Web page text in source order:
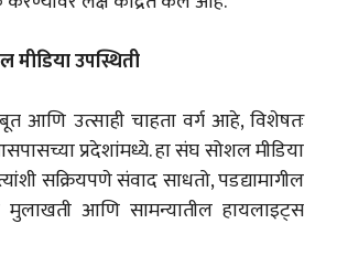
उपस्थिती
आणि उत्साही चाहता वर्ग आहे, विशेषतः
प्रदेशांमध्ये. हा संघ सोशल मीडिया
सक्रियपणे संवाद साधतो, पडद्यामागील
आणि सामन्यातील हायलाइट्स